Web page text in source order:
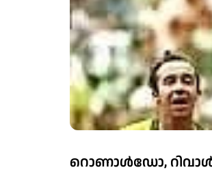
റൊണാൾഡോ,